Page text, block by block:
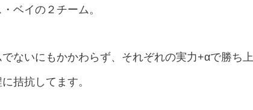
ベイの２チーム。
ないにもかかわらず、それぞれの実力+αで勝ち上
拮抗してます。